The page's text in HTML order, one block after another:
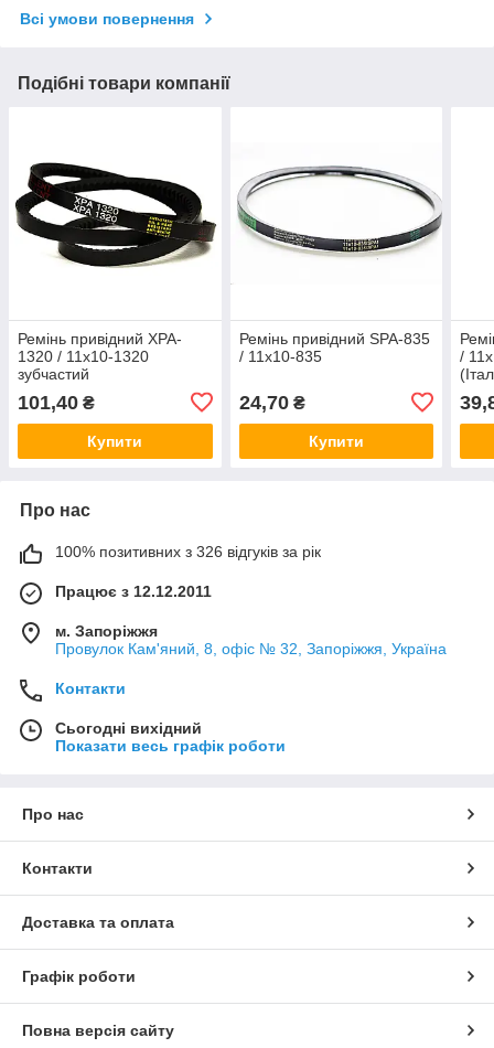
Всі умови повернення
Подібні товари компанії
Ремінь привідний ХPA-
1320 / 11x10-1320
зубчастий
101,40 ₴
Купити
Ремінь привідний SPA-835
/ 11x10-835
24,70₴
Купити
/
Про нас
100% позитивних з 326 відгуків за рік
Працює з 12.12.2011
м. Запоріжжя
Провулок Кам'яний, 8, офіс № 32, Запоріжжя, Україна
Контакти
Сьогодні вихідний
Показати весь графік роботи
Про нас
Контакти
Доставка та оплата
Графік роботи
Повна версія сайту